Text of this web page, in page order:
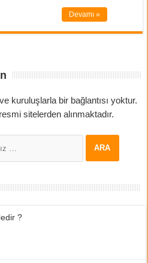
Devamı »
kuruluşlarla bir bağlantısı yoktur.
sitelerden alınmaktadır.
?